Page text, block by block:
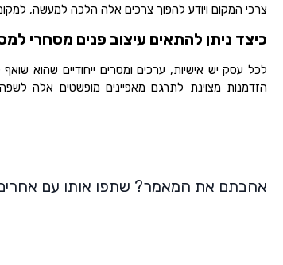
צרכי המקום ויודע להפוך צרכים אלה הלכה למעשה, למקום
כיצד ניתן להתאים עיצוב פנים מסחרי
לכל עסק יש אישיות, ערכים ומסרים ייחודיים שהוא שואף
הזדמנות מצוינת לתרגם מאפיינים מופשטים אלה
אהבתם את המאמר? שתפו אותו עם